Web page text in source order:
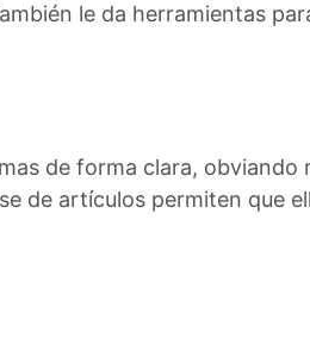
le da herramientas
de forma clara, obviando
de artículos permiten que